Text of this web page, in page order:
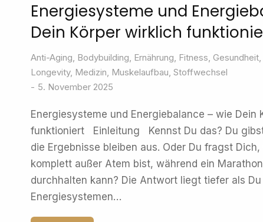
Energiesysteme und
Dein Körper wirklich
Anti-Aging, Bodybuilding, Ernährung, Fitness, Gesundheit,
Longevity, Medizin, Muskelaufbau, Stoffwechsel
5. November 2025
Energiesysteme und Energiebalance – wie Dein
funktioniert Einleitung Kennst Du das? Du
die Ergebnisse bleiben aus. Oder Du fragst
komplett außer Atem bist, während ein
durchhalten kann? Die Antwort liegt tiefer als
Energiesystemen…